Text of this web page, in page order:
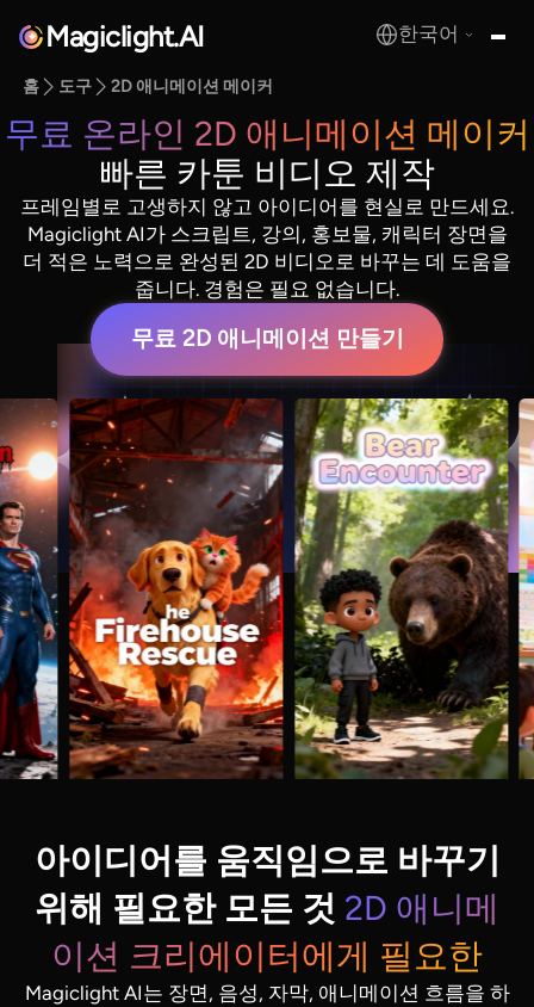
Magiclight.AI 한국어
홈 도구 2D 애니메이션 메이커
무료 온라인 2D 애니메이션 메이커
빠른 카툰 비디오 제작
프레임별로 고생하지 않고 아이디어를 현실로 만드세요.
Magiclight AI가 스크립트, 강의, 홍보물, 캐릭터 장면을
더 적은 노력으로 완성된 2D 비디오로 바꾸는 데 도움을
줍니다. 경험은 필요 없습니다.
무료 2D 애니메이션 만들기
아이디어를 움직임으로 바꾸기
위해 필요한 모든 것 2D 애니메
이션 크리에이터에게 필요한
Magiclight AI는 장면, 음성, 자막, 애니메이션 흐름을 하